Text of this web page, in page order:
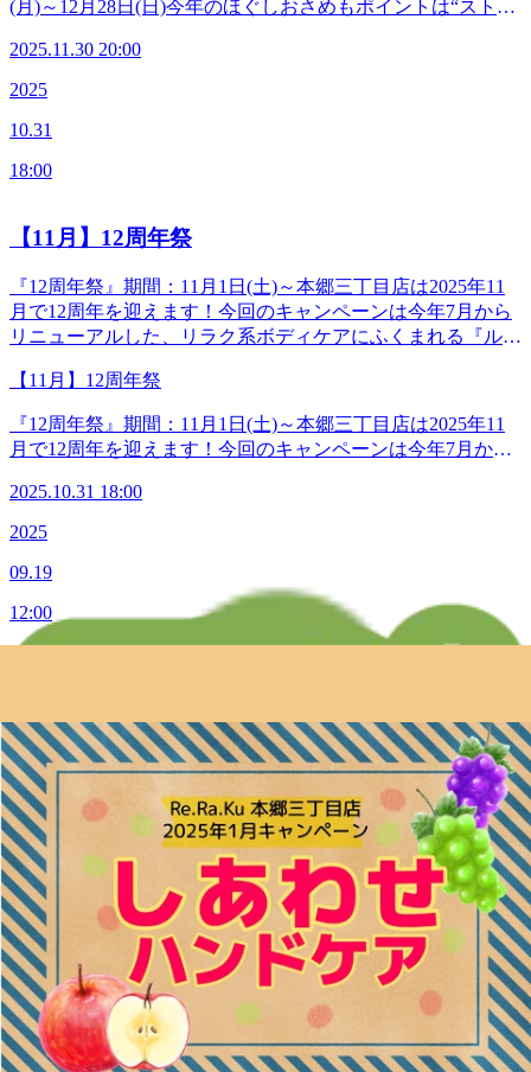
ろが伸びるんだ！と発見があった」と大変好評いただきまし
た！この習慣をしっかりつけてさらに健康になっていただき
疲れの箇所をさらにポイントケアできるセットコースを今月
ったりのコースがあるはず☆ぜひお好みのケアと一緒にお試
しくださいね。2025年をしっかり締めくくれるように、身体
ク系ボディケア70分+3種の中から選べる30分14,000円(税
中から選べる30分10,700円(税込)▶3種の中から選べる30分
※内ひとつをお選びください。♥ハンドケア♥フットケア♥グ
レードアップアイヘッドケ
ア ◆―――――――◆―――――――◆【マッサージより
も気持ちがいい！ 肩甲骨ストレッチ＆股関節ストレッチ】
Re.Ra.Ku 本郷三丁目店＜電話番号＞03-3830-0160＜住所＞〒
113-0033東京都文京区本郷2-27-17＜営業時間＞平日 12:00-
＜アクセス＞【東京メトロ丸の内線「本郷三丁目駅」本郷通
駅」2番出口徒歩3分】※御茶ノ水、湯島、水道橋、後楽園、
春日、上野からも便利です。
◆―――――――◆―――――――◆
(月)～12月28日(日)今年のほぐしおさめもポイントは“ストレ
かがでしたか？ルーツストレッチとは股関節ストレッチのこ
と。股関節の動作パターンに基づく可動域を広げるためのス
段自分で動かしづらい箇所のストレッチだから、こんなとこ
た！この習慣をしっかりつけてさらに健康になっていただき
疲れの箇所をさらにポイントケアできるセットコースを今月
もご案内しちゃいます！師走、バタバタと多忙なあなたにぴ
ったりのコースがあるはず☆ぜひお好みのケアと一緒にお試
しくださいね。2025年をしっかり締めくくれるように、身体
もすみずみまで大掃除しちゃいましょう。ご来店お待ちして
ク系ボディケア70分+3種の中から選べる30分14,000円(税
中から選べる30分10,700円(税込)▶3種の中から選べる30分
※内ひとつをお選びください。♥ハンドケア♥フットケア♥グ
ア ◆―――――――◆―――――――◆【マッサージより
も気持ちがいい！ 肩甲骨ストレッチ＆股関節ストレッチ】
113-0033東京都文京区本郷2-27-17＜営業時間＞平日 12:00-
21:00（最終受付20:20)土日祝 11:00-20:00（最終受付19:20）
＜アクセス＞【東京メトロ丸の内線「本郷三丁目駅」本郷通
◆―――――――◆―――――――◆
2025.11.30 20:00
2025
10.31
18:00
【11月】12周年祭
『12周年祭』期間：11月1日(土)～本郷三丁目店は2025年11
月で12周年を迎えます！今回のキャンペーンは今年7月から
リニューアルした、リラク系ボディケアにふくまれる『ルー
節ストレッチのこと。股関節の動作パターンに基づく可動域
を広げるためのストレッチが特徴です。12周年ではボディケ
ア+ルーツストレッチ+お疲れの箇所をさらにポイントケア
できるセットコースをご用意しました！ぜひお好みのケアと
一緒にお試しくださいね！その他にもお楽しみイベントがい
☆100分シリウスコースリラク系ボディケア70分+3種の中か
ら選べる30分14,000円(税込)‪☆70分ポラリスコースリラク系
ボディケア70分+3種の中から選べる30分10,700円(税込)3種の
中から選べる30分 ※内ひとつをお選びください。★ハンド
ケア★フットケア★グレードアップアイヘッドケ
区本郷2-27-17＜営業時間＞平日 12:00-21:00（最終受付
20:20)土日祝 11:00-20:00（最終受付19:20）＜アクセス＞
【東京メトロ丸の内線「本郷三丁目駅」本郷通り方面出口徒
歩2分】【都営地下鉄大江戸線「本郷三丁目駅」2番出口徒歩
3分】※御茶ノ水、湯島、水道橋、後楽園、春日、上野から
も便利です。◆―――――――◆―――――――◆
【11月】12周年祭
『12周年祭』期間：11月1日(土)～本郷三丁目店は2025年11
月で12周年を迎えます！今回のキャンペーンは今年7月から
ツストレッチ』をピックアップ！ルーツストレッチとは股関
節ストレッチのこと。股関節の動作パターンに基づく可動域
ア+ルーツストレッチ+お疲れの箇所をさらにポイントケア
できるセットコースをご用意しました！ぜひお好みのケアと
一緒にお試しくださいね！その他にもお楽しみイベントがい
っぱい☆ぜひご来店お待ちしております！《セットコース》‪
ボディケア70分+3種の中から選べる30分10,700円(税込)3種の
中から選べる30分 ※内ひとつをお選びください。★ハンド
ケア★フットケア★グレードアップアイヘッドケ
ア ◆―――――――◆―――――――◆【マッサージより
も気持ちがいい！ 肩甲骨ストレッチ】Re.Ra.Ku 本郷三丁目
店＜電話番号＞03-3830-0160＜住所＞〒113-0033東京都文京
区本郷2-27-17＜営業時間＞平日 12:00-21:00（最終受付
20:20)土日祝 11:00-20:00（最終受付19:20）＜アクセス＞
【東京メトロ丸の内線「本郷三丁目駅」本郷通り方面出口徒
歩2分】【都営地下鉄大江戸線「本郷三丁目駅」2番出口徒歩
3分】※御茶ノ水、湯島、水道橋、後楽園、春日、上野から
も便利です。◆―――――――◆―――――――◆
2025.10.31 18:00
2025
09.19
12:00
※臨時休業のお知らせ※2025年10月6日(月)は臨時休業とさ
せていただきます。なお翌日10月7日(火)は12：00より通常
通り営業いたします。お客様にはご不便とご迷惑をお掛けい
たしますが、ご了承くださいますようお願い申し上げます。
◆―――――――◆―――――――◆【マッサージよりも気
持ちがいい！ 肩甲骨ストレッチ】Re.Ra.Ku 本郷三丁目店＜
電話番号＞03-3830-0160＜住所＞〒113-0033東京都文京区本
郷2-27-17＜営業時間＞平日 12:00-21:00（最終受付20:20)土
日祝 11:00-20:00（最終受付19:20）＜アクセス＞【東京メ
トロ丸の内線「本郷三丁目駅」本郷通り方面出口徒歩2分】
【都営地下鉄大江戸線「本郷三丁目駅」2番出口徒歩3分】※
御茶ノ水、湯島、水道橋、後楽園、春日、上野からも便利で
す。◆―――――――◆―――――――◆
※10月臨時休業日のお知らせ※【Re.Ra.Ku 本郷三丁目店】
※臨時休業のお知らせ※2025年10月6日(月)は臨時休業とさ
せていただきます。なお翌日10月7日(火)は12：00より通常
通り営業いたします。お客様にはご不便とご迷惑をお掛けい
たしますが、ご了承くださいますようお願い申し上げます。
◆―――――――◆―――――――◆【マッサージよりも気
持ちがいい！ 肩甲骨ストレッチ】Re.Ra.Ku 本郷三丁目店＜
電話番号＞03-3830-0160＜住所＞〒113-0033東京都文京区本
2025.09.19 12:00
2025
09.01